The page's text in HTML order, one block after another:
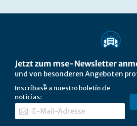
Jetzt zum mse-Newsletter
und von besonderen Angeboten
Inscríbase a nuestro boletín de
noticias: